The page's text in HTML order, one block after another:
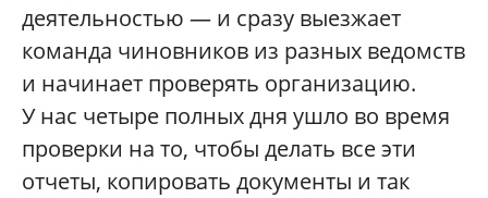
деятельностью — и сразу выезжает
команда чиновников из разных ведомств
и начинает проверять организацию.
У нас четыре полных дня ушло во время
проверки на то, чтобы делать все эти
отчеты, копировать документы и так